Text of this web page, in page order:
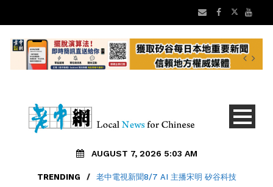
AUGUST 7, 2026 5:03 AM
TRENDING / 老中電視新聞8/7 AI 主播宋明 矽谷科技